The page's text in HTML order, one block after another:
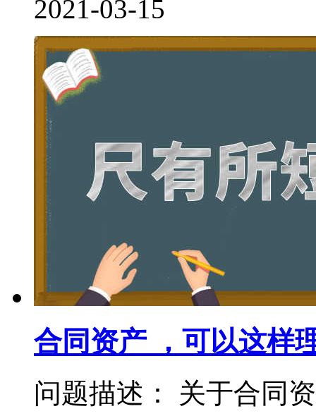
2021-03-15
合同资产 ，可以这样
问题描述： 关于合同